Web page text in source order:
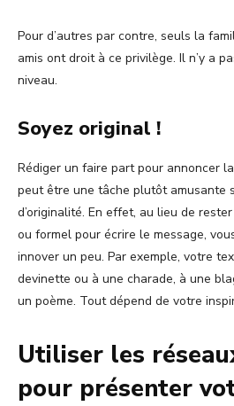
Pour d’autres par contre, seuls la
amis ont droit à ce privilège. Il n’y a
niveau.
Soyez original !
Rédiger un faire part pour annoncer
peut être une tâche plutôt amusante
d’originalité. En effet, au lieu de
ou formel pour écrire le message,
innover un peu. Par exemple, votre
devinette ou à une charade, à une
un poème. Tout dépend de votre
Utiliser les
pour présenter